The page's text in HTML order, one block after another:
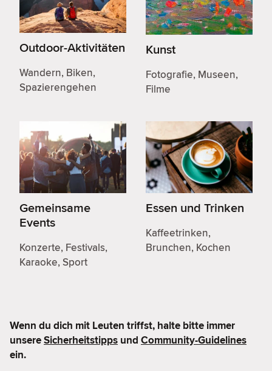
Outdoor-Aktivitäten
Wandern, Biken,
Spazierengehen
Kunst
Fotografie, Museen,
Filme
Gemeinsame
Events
Konzerte, Festivals,
Karaoke, Sport
Essen und Trinken
Kaffeetrinken,
Brunchen, Kochen
Wenn du dich mit Leuten triffst, halte bitte immer
unsereSicherheitstipps und Community-Guidelines
ein.